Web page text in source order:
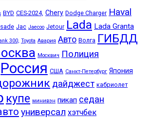
BYD CES-2024, Chery Dodge Charger Haval
Jac Jaecoo Jetour Lada Lada Granta
300, Toyota Авария Авто Волга ГИБДД
Москвич Полиция
Россия США Санкт-Петербург Япония
дайджест кабриолет
купе минивэн пикап седан
универсал хэтчбек